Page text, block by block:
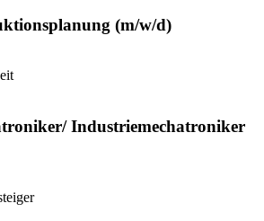
(m/w/d)
Industriemechatroniker